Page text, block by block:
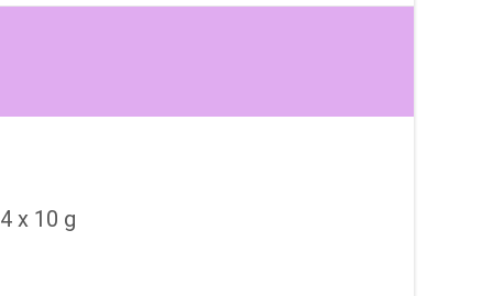
x 10 g